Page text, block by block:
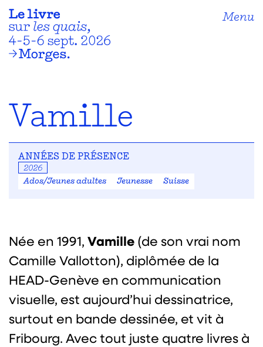
Menu
Vamille
ANNÉES DE PRÉSENCE
2026
Ados/Jeunes adultes
Jeunesse Suisse
Née en 1991, Vamille (de son vrai nom
Camille Vallotton), diplômée de la
HEAD-Genève en communication
visuelle, est aujourd’hui dessinatrice,
surtout en bande dessinée, et vit à
Fribourg. Avec tout juste quatre livres à